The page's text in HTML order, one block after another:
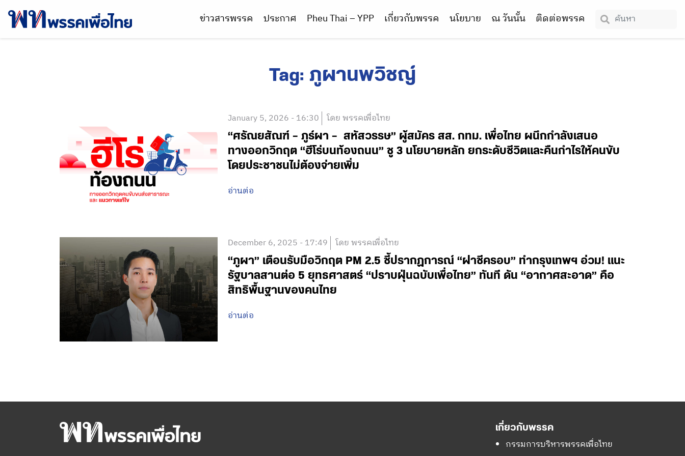
ข่าวสารพรรค ประกาศ Pheu Thai – YPP เกี่ยวกับพรรค นโยบาย ณ วันนั้น ติดต่อพรรค
Tag: ภูผานพวิชญ์
January 5, 2026 - 16:30 โดย พรรคเพื่อไทย
“ศรัณยสัณฑ์ – ภูร์ผา – สหัสวรรษ” ผู้สมัคร สส. กทม. เพื่อไทย ผนึกกำลังเสนอ
ทางออกวิกฤต “ฮีโร่บนท้องถนน” ชู 3 นโยบายหลัก ยกระดับชีวิตและคืนกำไรให้คนขับ
โดยประชาชนไม่ต้องจ่ายเพิ่ม
อ่านต่อ
December 6, 2025 - 17:49 โดย พรรคเพื่อไทย
“ภูผา” เตือนรับมือวิกฤต PM 2.5 ชี้ปรากฏการณ์ “ฝาชีครอบ” ทำกรุงเทพฯ อ่วม! แนะ
รัฐบาลสานต่อ 5 ยุทธศาสตร์ “ปราบฝุ่นฉบับเพื่อไทย” ทันที ดัน “อากาศสะอาด” คือ
สิทธิพื้นฐานของคนไทย
อ่านต่อ
เกี่ยวกับพรรค
กรรมการบริหารพรรคเพื่อไทย